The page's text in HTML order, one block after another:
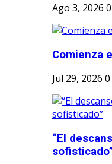
Ago 3, 2026 0
Comienza
Jul 29, 2026 0
“El